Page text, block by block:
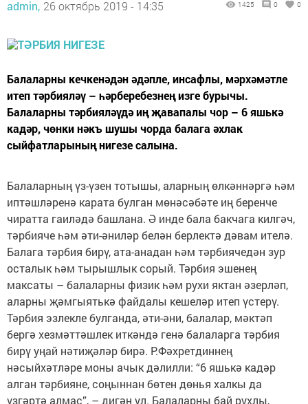
admin, 26 октябрь 2019 - 14:35 1425 0 0
Балаларны кечкенәдән әдәпле, инсафлы, мәрхәмәтле
итеп тәрбияләү – һәрберебезнең изге бурычы.
Балаларны тәрбияләүдә иң җавапалы чор – 6 яшькә
кадәр, чөнки нәкъ шушы чорда балага әхлак
сыйфатларының нигезе салына.
Балаларның үз-үзен тотышы, аларның өлкәннәргә һәм
иптәшләренә карата булган мөнәсәбәте иң беренче
чиратта гаиләдә башлана. Ә инде бала бакчага килгәч,
тәрбияче һәм әти-әниләр белән берлектә дәвам ителә.
Балага тәрбия бирү, ата-анадан һәм тәрбиячедән зур
осталык һәм тырышлык сорый. Тәрбия эшенең
максаты – балаларны физик һәм рухи яктан әзерләп,
аларны җәмгыятькә файдалы кешеләр итеп үстерү.
Тәрбия эзлекле булганда, әти-әни, балалар, мәктәп
бергә хезмәттәшлек иткәндә генә балаларга тәрбия
бирү уңай нәтиҗәләр бирә. Р.Фәхретдиннең
нәсыйхәтләре моны ачык дәлилли: “6 яшькә кадәр
алган тәрбияне, соңыннан бөтен дөнья халкы да
үзгәртә алмас”, – дигән ул. Балаларны бай рухлы,